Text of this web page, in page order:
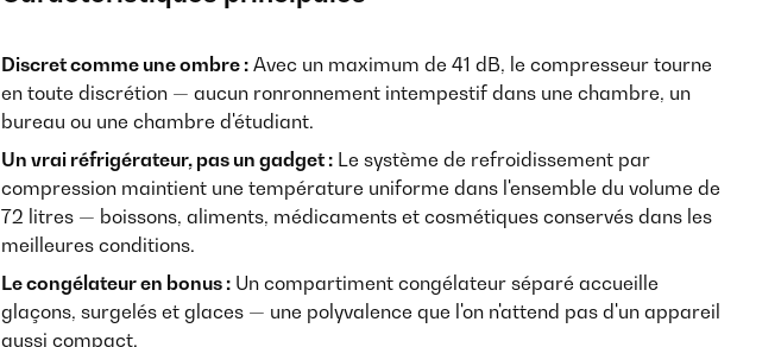
Discret comme une ombre : Avec un maximum de 41 dB, le compresseur tourne
en toute discrétion — aucun ronronnement intempestif dans une chambre, un
bureau ou une chambre d'étudiant.
Un vrai réfrigérateur, pas un gadget : Le système de refroidissement par
compression maintient une température uniforme dans l'ensemble du volume de
72 litres — boissons, aliments, médicaments et cosmétiques conservés dans les
meilleures conditions.
Le congélateur en bonus : Un compartiment congélateur séparé accueille
glaçons, surgelés et glaces — une polyvalence que l'on n'attend pas d'un appareil
aussi compact.